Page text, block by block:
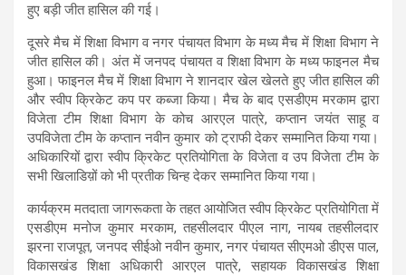
हुए बड़ी जीत हासिल की गई।
दूसरे मैच में शिक्षा विभाग व नगर पंचायत विभाग के मध्य मैच में शिक्षा विभाग ने
जीत हासिल की। अंत में जनपद पंचायत व शिक्षा विभाग के मध्य फाइनल मैच
हुआ। फाइनल मैच में शिक्षा विभाग ने शानदार खेल खेलते हुए जीत हासिल की
और स्वीप क्रिकेट कप पर कब्जा किया। मैच के बाद एसडीएम मरकाम द्वारा
विजेता टीम शिक्षा विभाग के कोच आरएल पात्रे, कप्तान जयंत साहू व
उपविजेता टीम के कप्तान नवीन कुमार को ट्राफी देकर सम्मानित किया गया।
अधिकारियों द्वारा स्वीप क्रिकेट प्रतियोगिता के विजेता व उप विजेता टीम के
सभी खिलाडिय़ों को भी प्रतीक चिन्ह देकर सम्मानित किया गया।
कार्यक्रम मतदाता जागरूकता के तहत आयोजित स्वीप क्रिकेट प्रतियोगिता में
एसडीएम मनोज कुमार मरकाम, तहसीलदार पीएल नाग, नायब तहसीलदार
झरना राजपूत, जनपद सीईओ नवीन कुमार, नगर पंचायत सीएमओ डीएस पाल,
विकासखंड शिक्षा अधिकारी आरएल पात्रे, सहायक विकासखंड शिक्षा